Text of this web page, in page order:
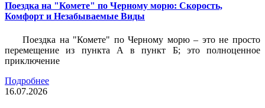
Поездка на "Комете" по Черному морю: Скорость,
Комфорт и Незабываемые Виды
Поездка на "Комете" по Черному морю – это не просто
перемещение из пункта А в пункт Б; это полноценное
приключение
Подробнее
16.07.2026